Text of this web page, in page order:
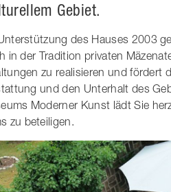
Gebiet.
des Hauses 2003
in der Tradition privaten
zu realisieren und fördert
und den Unterhalt des
Moderner Kunst lädt Sie
zu beteiligen.